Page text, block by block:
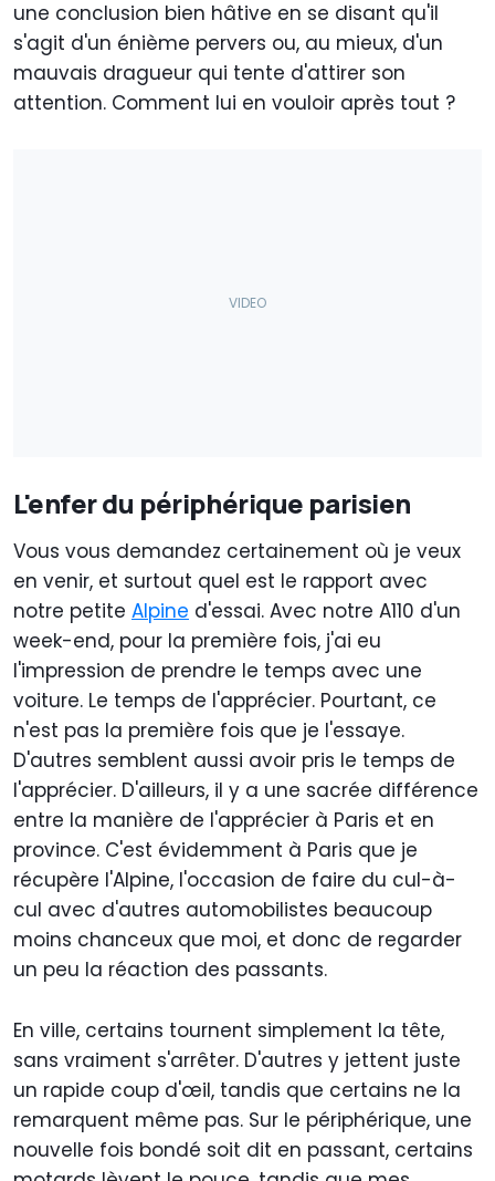
une conclusion bien hâtive en se disant qu'il
s'agit d'un énième pervers ou, au mieux, d'un
mauvais dragueur qui tente d'attirer son
attention. Comment lui en vouloir après tout ?
L'enfer du périphérique parisien
Vous vous demandez certainement où je veux
en venir, et surtout quel est le rapport avec
notre petite Alpine d'essai. Avec notre A110 d'un
week-end, pour la première fois, j'ai eu
l'impression de prendre le temps avec une
voiture. Le temps de l'apprécier. Pourtant, ce
n'est pas la première fois que je l'essaye.
D'autres semblent aussi avoir pris le temps de
l'apprécier. D'ailleurs, il y a une sacrée différence
entre la manière de l'apprécier à Paris et en
province. C'est évidemment à Paris que je
récupère l'Alpine, l'occasion de faire du cul-à-
cul avec d'autres automobilistes beaucoup
moins chanceux que moi, et donc de regarder
un peu la réaction des passants.
En ville, certains tournent simplement la tête,
sans vraiment s'arrêter. D'autres y jettent juste
un rapide coup d'œil, tandis que certains ne la
remarquent même pas. Sur le périphérique, une
nouvelle fois bondé soit dit en passant, certains